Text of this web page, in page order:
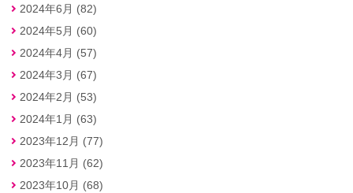
2024年6月 (82)
2024年5月 (60)
2024年4月 (57)
2024年3月 (67)
2024年2月 (53)
2024年1月 (63)
2023年12月 (77)
2023年11月 (62)
2023年10月 (68)